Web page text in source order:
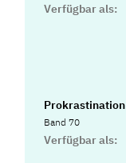
Verfügbar als:
Prokrastination
Band 70
Verfügbar als: